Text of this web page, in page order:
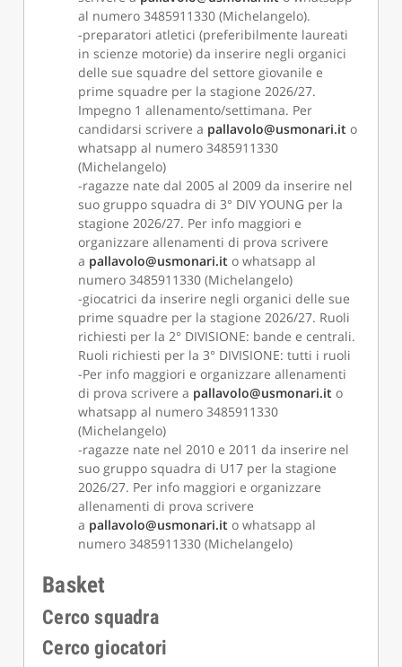
al numero 3485911330 (Michelangelo).
-preparatori atletici (preferibilmente laureati
in scienze motorie) da inserire negli organici
delle sue squadre del settore giovanile e
prime squadre per la stagione 2026/27.
Impegno 1 allenamento/settimana. Per
candidarsi scrivere a pallavolo@usmonari.it o
whatsapp al numero 3485911330
(Michelangelo)
-ragazze nate dal 2005 al 2009 da inserire nel
suo gruppo squadra di 3° DIV YOUNG per la
stagione 2026/27. Per info maggiori e
organizzare allenamenti di prova scrivere
a pallavolo@usmonari.it o whatsapp al
numero 3485911330 (Michelangelo)
-giocatrici da inserire negli organici delle sue
prime squadre per la stagione 2026/27. Ruoli
richiesti per la 2° DIVISIONE: bande e centrali.
Ruoli richiesti per la 3° DIVISIONE: tutti i ruoli
-Per info maggiori e organizzare allenamenti
di prova scrivere a pallavolo@usmonari.it o
whatsapp al numero 3485911330
(Michelangelo)
-ragazze nate nel 2010 e 2011 da inserire nel
suo gruppo squadra di U17 per la stagione
2026/27. Per info maggiori e organizzare
allenamenti di prova scrivere
a pallavolo@usmonari.it o whatsapp al
numero 3485911330 (Michelangelo)
Basket
Cerco squadra
Cerco giocatori